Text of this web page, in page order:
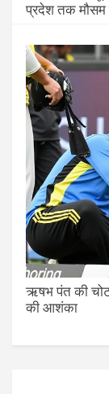
प्रदेश तक मौसम
ऋषभ पंत की
की आशंका